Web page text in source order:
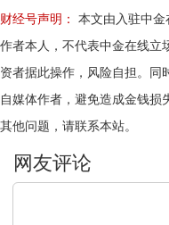
财经号声明：
本文由入驻中
作者本人，不代表中金在线立
资者据此操作，风险自担。同
自媒体作者，避免造成金钱损
其他问题，请联系本站。